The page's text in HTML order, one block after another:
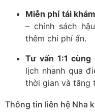
Miễn phí tái
– chính sách
thêm chi phí ẩn.
Tư vấn 1:1
lịch nhanh qua
thời gian và tăng
Thông tin liên hệ Nha